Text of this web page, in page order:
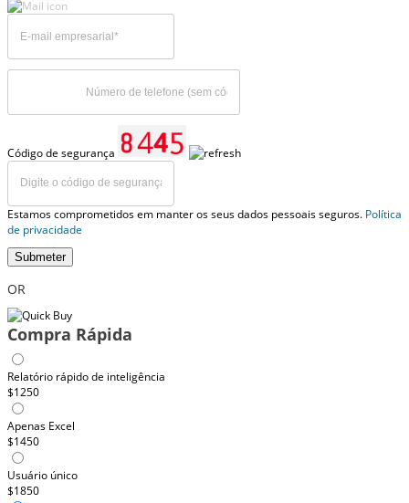
Código de segurança
Estamos comprometidos em manter os seus dados pessoais seguros. Política
de privacidade
Submeter
OR
Compra Rápida
Relatório rápido de inteligência
$1250
Apenas Excel
$1450
Usuário único
$1850